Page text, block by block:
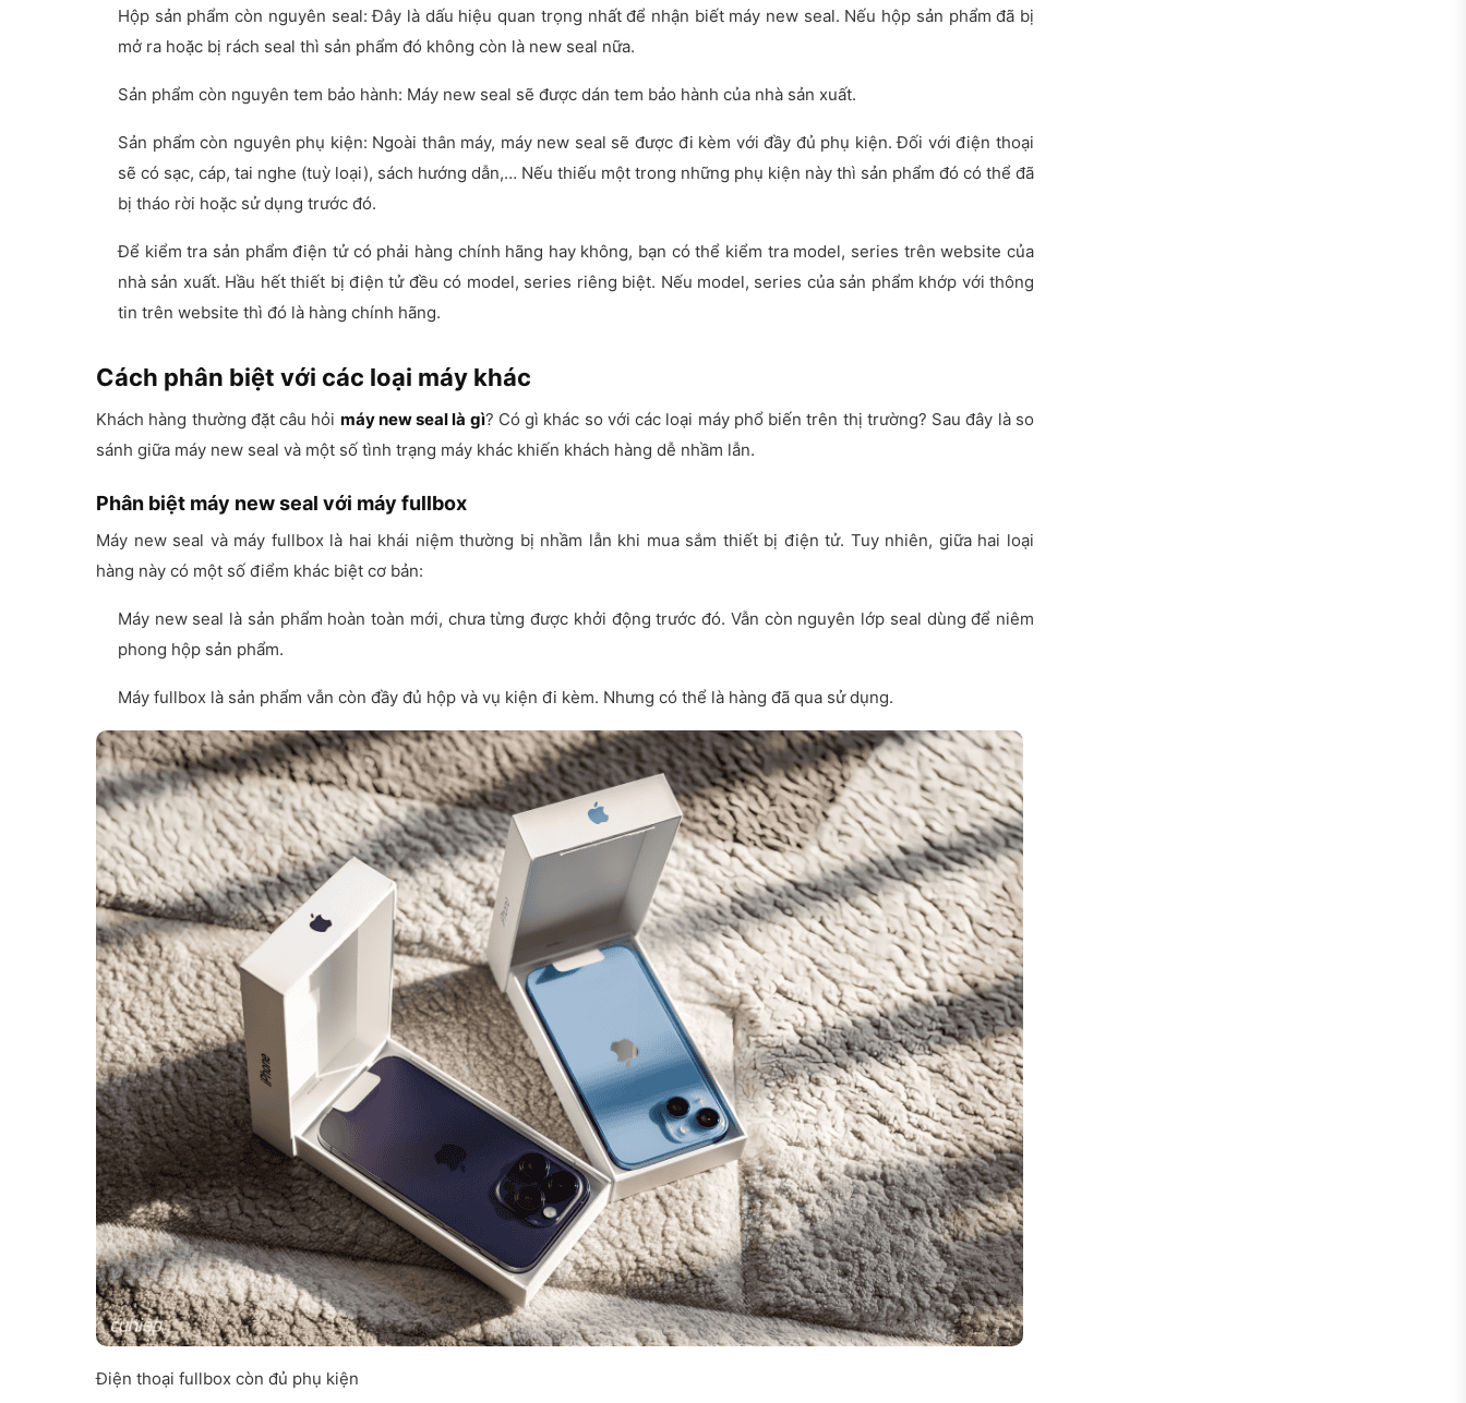
Hộp sản phẩm còn nguyên seal: Đây là dấu hiệu quan trọng nhất để nhận biết máy new seal. Nếu hộp sản phẩm đã bị
mở ra hoặc bị rách seal thì sản phẩm đó không còn là new seal nữa.
Sản phẩm còn nguyên tem bảo hành: Máy new seal sẽ được dán tem bảo hành của nhà sản xuất.
Sản phẩm còn nguyên phụ kiện: Ngoài thân máy, máy new seal sẽ được đi kèm với đầy đủ phụ kiện. Đối với điện thoại
sẽ có sạc, cáp, tai nghe (tuỳ loại), sách hướng dẫn,… Nếu thiếu một trong những phụ kiện này thì sản phẩm đó có thể đã
bị tháo rời hoặc sử dụng trước đó.
Để kiểm tra sản phẩm điện tử có phải hàng chính hãng hay không, bạn có thể kiểm tra model, series trên website của
nhà sản xuất. Hầu hết thiết bị điện tử đều có model, series riêng biệt. Nếu model, series của sản phẩm khớp với thông
tin trên website thì đó là hàng chính hãng.
Cách phân biệt với các loại máy khác
Khách hàng thường đặt câu hỏi máy new seal là gì? Có gì khác so với các loại máy phổ biến trên thị trường? Sau đây là so
sánh giữa máy new seal và một số tình trạng máy khác khiến khách hàng dễ nhầm lẫn.
Phân biệt máy new seal với máy fullbox
Máy new seal và máy fullbox là hai khái niệm thường bị nhầm lẫn khi mua sắm thiết bị điện tử. Tuy nhiên, giữa hai loại
hàng này có một số điểm khác biệt cơ bản:
Máy new seal là sản phẩm hoàn toàn mới, chưa từng được khởi động trước đó. Vẫn còn nguyên lớp seal dùng để niêm
phong hộp sản phẩm.
Máy fullbox là sản phẩm vẫn còn đầy đủ hộp và vụ kiện đi kèm. Nhưng có thể là hàng đã qua sử dụng.
Điện thoại fullbox còn đủ phụ kiện